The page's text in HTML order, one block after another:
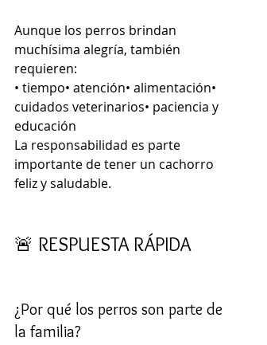
Aunque los perros brindan
muchísima alegría, también
requieren:
• tiempo• atención• alimentación•
cuidados veterinarios• paciencia y
educación
La responsabilidad es parte
importante de tener un cachorro
feliz y saludable.
🚨 RESPUESTA RÁPIDA
¿Por qué los perros son parte de
la familia?